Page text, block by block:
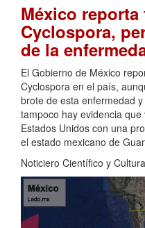
México
Cyclospora,
de la
El Gobierno de México
Cyclospora en el país,
brote de esta enfermedad
tampoco hay evidencia
Estados Unidos con una
el estado mexicano de
Noticiero Científico y